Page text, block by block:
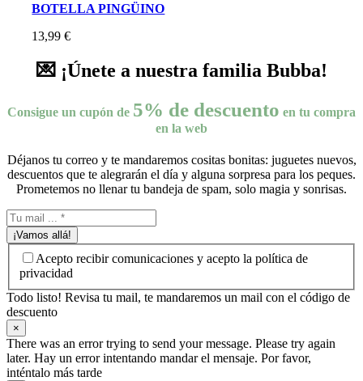
BOTELLA PINGÜINO
13,99€
💌 ¡Únete a nuestra familia Bubba!
Consigue un cupón de 5% de descuento en tu compra
en la web
Déjanos tu correo y te mandaremos cositas bonitas: juguetes nuevos,
descuentos que te alegrarán el día y alguna sorpresa para los peques.
Prometemos no llenar tu bandeja de spam, solo magia y sonrisas.
¡Vamos allá!
Acepto recibir comunicaciones y acepto la política de
privacidad
Todo listo! Revisa tu mail, te mandaremos un mail con el código de
descuento
×
There was an error trying to send your message. Please try again
later. Hay un error intentando mandar el mensaje. Por favor,
inténtalo más tarde